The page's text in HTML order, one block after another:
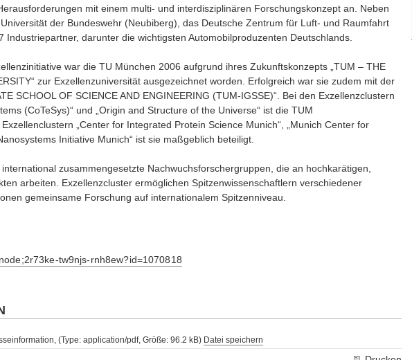
mit einem multi- und interdisziplinären Forschungskonzept an. Neben
der Bundeswehr (Neubiberg), das Deutsche Zentrum für Luft- und Raumfahrt
Industriepartner, darunter die wichtigsten Automobilproduzenten Deutschlands.
war die TU München 2006 aufgrund ihres Zukunftskonzepts „TUM – THE
zur Exzellenzuniversität ausgezeichnet worden. Erfolgreich war sie zudem mit der
SCHOOL OF SCIENCE AND ENGINEERING (TUM-IGSSE)“. Bei den Exzellenzclustern
(CoTeSys)“ und „Origin and Structure of the Universe“ ist die TUM
„Center for Integrated Protein Science Munich“, „Munich Center for
Initiative Munich“ ist sie maßgeblich beteiligt.
zusammengesetzte Nachwuchsforschergruppen, die an hochkarätigen,
arbeiten. Exzellenzcluster ermöglichen Spitzenwissenschaftlern verschiedener
gemeinsame Forschung auf internationalem Spitzenniveau.
tw9njs-rnh8ew?id=1070818
(Type: application/pdf, Größe: 96.2 kB) Datei speichern